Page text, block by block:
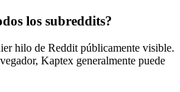
los subreddits?
hilo de Reddit públicamente visible.
Kaptex generalmente puede